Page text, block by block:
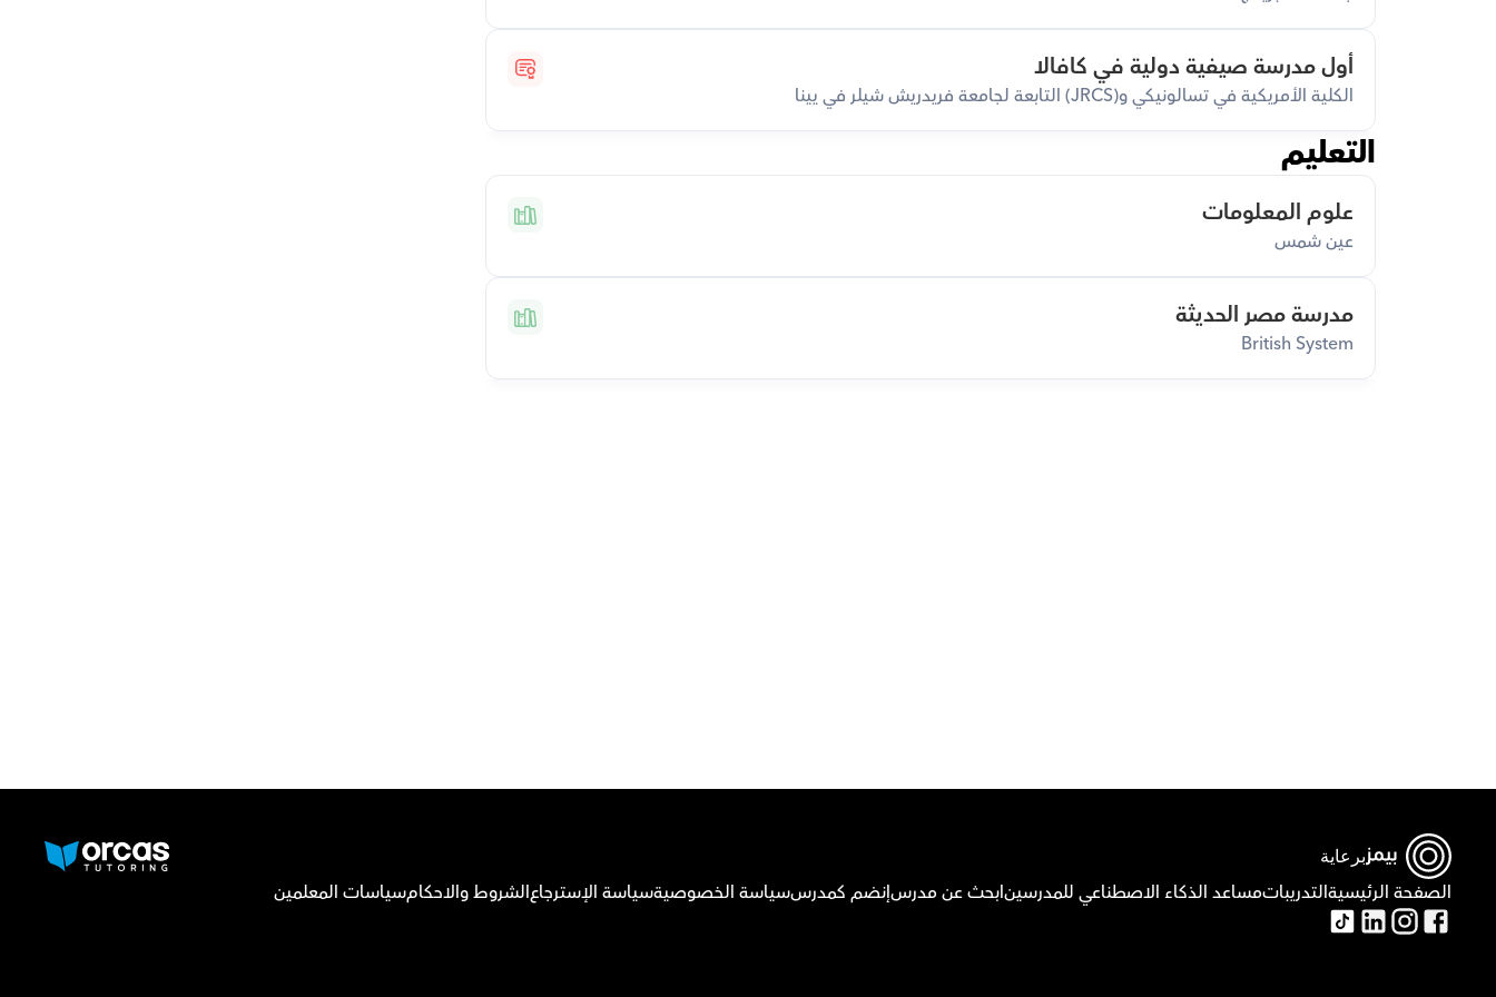
أول مدرسة صيفية دولية في كافالا
الكلية الأمريكية في تسالونيكي و(JRCS) التابعة لجامعة فريدريش شيلر في يينا
التعليم
علوم المعلومات
عين شمس
مدرسة مصر الحديثة
British System
أو اتصل بنا علي٠٢٢١٢٩٨٨٦٩
برعاية
الصفحة الرئيسيةالتدريباتمساعد الذكاء الاصطناعي للمدرسينابحث عن مدرسإنضم كمدرسسياسة الخصوصيةسياسة الإسترجاعالشروط والاحكامسياسات المعلمين